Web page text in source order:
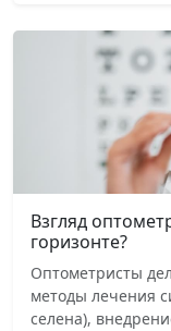
Взгляд
горизонте?
Оптометристы
методы лечения
селена),